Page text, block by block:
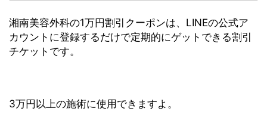
湘南美容外科の1万円割引クーポンは、LINEの公式ア
カウントに登録するだけで定期的にゲットできる割引
チケットです。
3万円以上の施術に使用できますよ。